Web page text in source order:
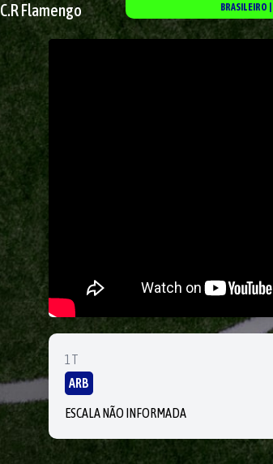
C.R Flamengo BRASILEIRO
1T
ARB
ESCALA NÃO INFORMADA